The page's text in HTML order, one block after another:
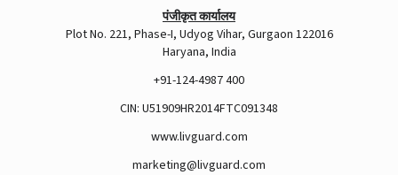
पंजीकृत कार्यालय
Plot No. 221, Phase-I, Udyog Vihar, Gurgaon 122016
Haryana, India
+91-124-4987 400
CIN: U51909HR2014FTC091348
www.livguard.com
marketing@livguard.com